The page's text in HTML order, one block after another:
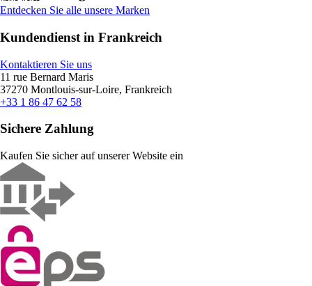
Entdecken Sie alle unsere Marken
Kundendienst in Frankreich
Kontaktieren Sie uns
11 rue Bernard Maris
37270 Montlouis-sur-Loire, Frankreich
+33 1 86 47 62 58
Sichere Zahlung
Kaufen Sie sicher auf unserer Website ein